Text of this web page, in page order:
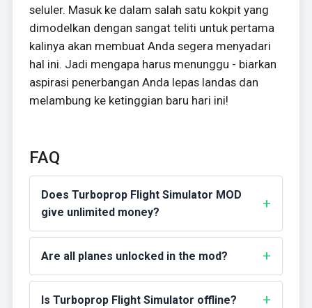
seluler. Masuk ke dalam salah satu kokpit yang
dimodelkan dengan sangat teliti untuk pertama
kalinya akan membuat Anda segera menyadari
hal ini. Jadi mengapa harus menunggu - biarkan
aspirasi penerbangan Anda lepas landas dan
melambung ke ketinggian baru hari ini!
FAQ
Does Turboprop Flight Simulator MOD
give unlimited money?
Are all planes unlocked in the mod?
Is Turboprop Flight Simulator offline?